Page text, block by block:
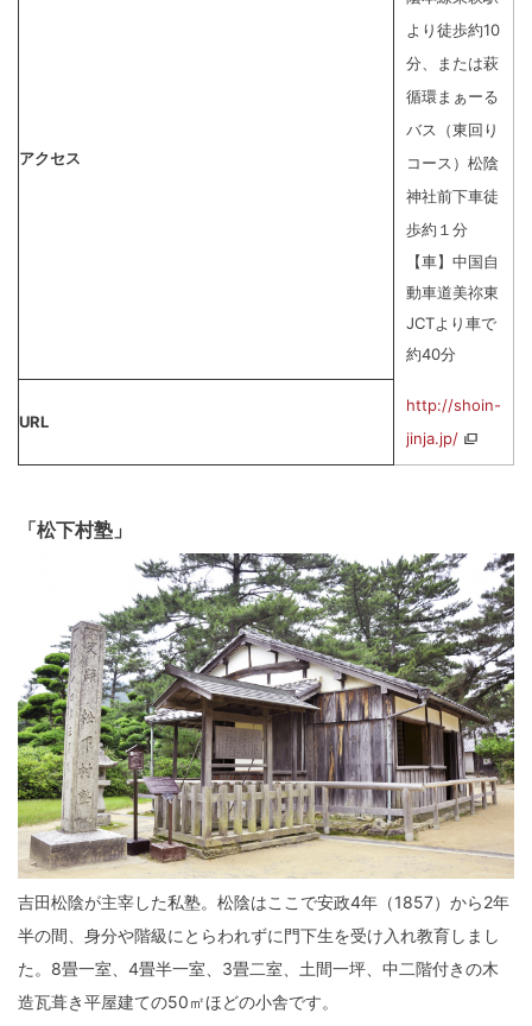
アクセス
より徒歩約10
分、または萩
循環まぁーる
バス（東回り
コース）松陰
神社前下車徒
歩約１分
【車】中国自
動車道美祢東
JCTより車で
約40分
URL
http://shoin-
jinja.jp/
「松下村塾」
吉田松陰が主宰した私塾。松陰はここで安政4年（1857）から2年
半の間、身分や階級にとらわれずに門下生を受け入れ教育しまし
た。8畳一室、4畳半一室、3畳二室、土間一坪、中二階付きの木
造瓦葺き平屋建ての50㎡ほどの小舎です。